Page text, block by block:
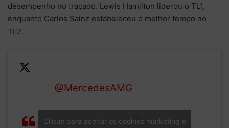
desempenho no traçado. Lewis Hamilton liderou o TL1,
enquanto Carlos Sainz estabeleceu o melhor tempo no
TL2.
@MercedesAMG
reconnaissance laps
1 (@F1)
Clique para aceitar os cookies marketing e